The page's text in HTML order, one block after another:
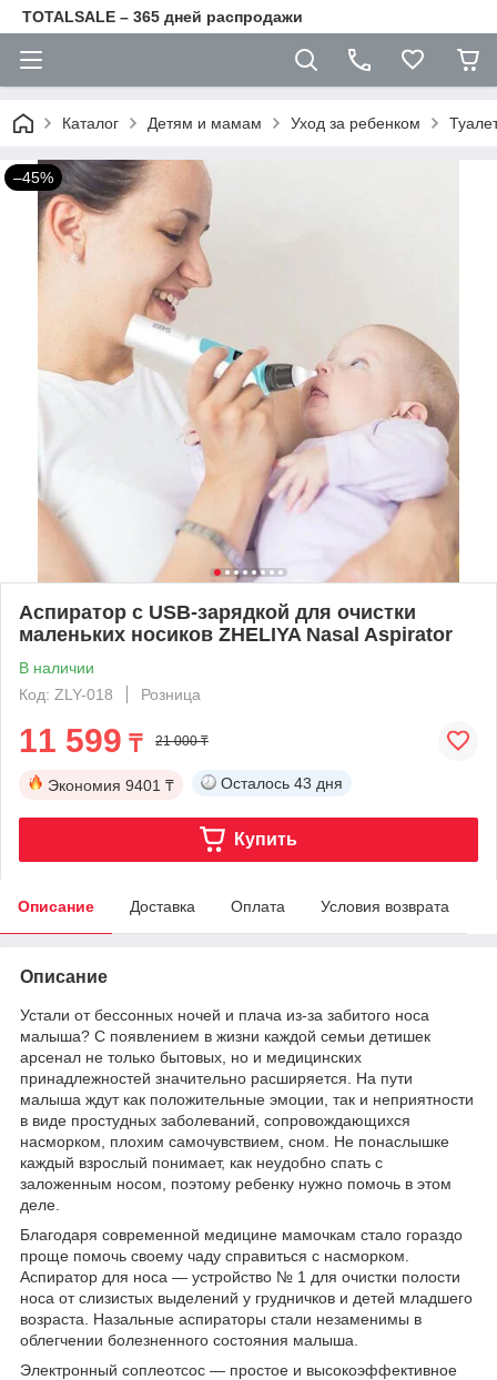
TOTALSALE – 365 дней распродажи
Каталог Детям и мамам Уход за ребенком
–45%
Аспиратор с USB-зарядкой для очистки
маленьких носиков ZHELIYA Nasal Aspirator
В наличии
Код: ZLY-018
Розница
11 599 ₸ 21 000 ₸
Экономия 9401 ₸ Осталось 43 дня
Купить
Описание Доставка Оплата Условия возврата
Описание
Устали от бессонных ночей и плача из-за забитого носа
малыша? С появлением в жизни каждой семьи детишек
арсенал не только бытовых, но и медицинских
принадлежностей значительно расширяется. На пути
малыша ждут как положительные эмоции, так и неприятности
в виде простудных заболеваний, сопровождающихся
насморком, плохим самочувствием, сном. Не понаслышке
каждый взрослый понимает, как неудобно спать с
заложенным носом, поэтому ребенку нужно помочь в этом
деле.
Благодаря современной медицине мамочкам стало гораздо
проще помочь своему чаду справиться с насморком.
Аспиратор для носа — устройство № 1 для очистки полости
носа от слизистых выделений у грудничков и детей младшего
возраста. Назальные аспираторы стали незаменимы в
облегчении болезненного состояния малыша.
Электронный соплеотсос — простое и высокоэффективное